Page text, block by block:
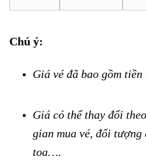
Chú ý:
Giá vé đã bao gồm tiền
Giá có thể thay đổi
gian mua vé, đối
toa….